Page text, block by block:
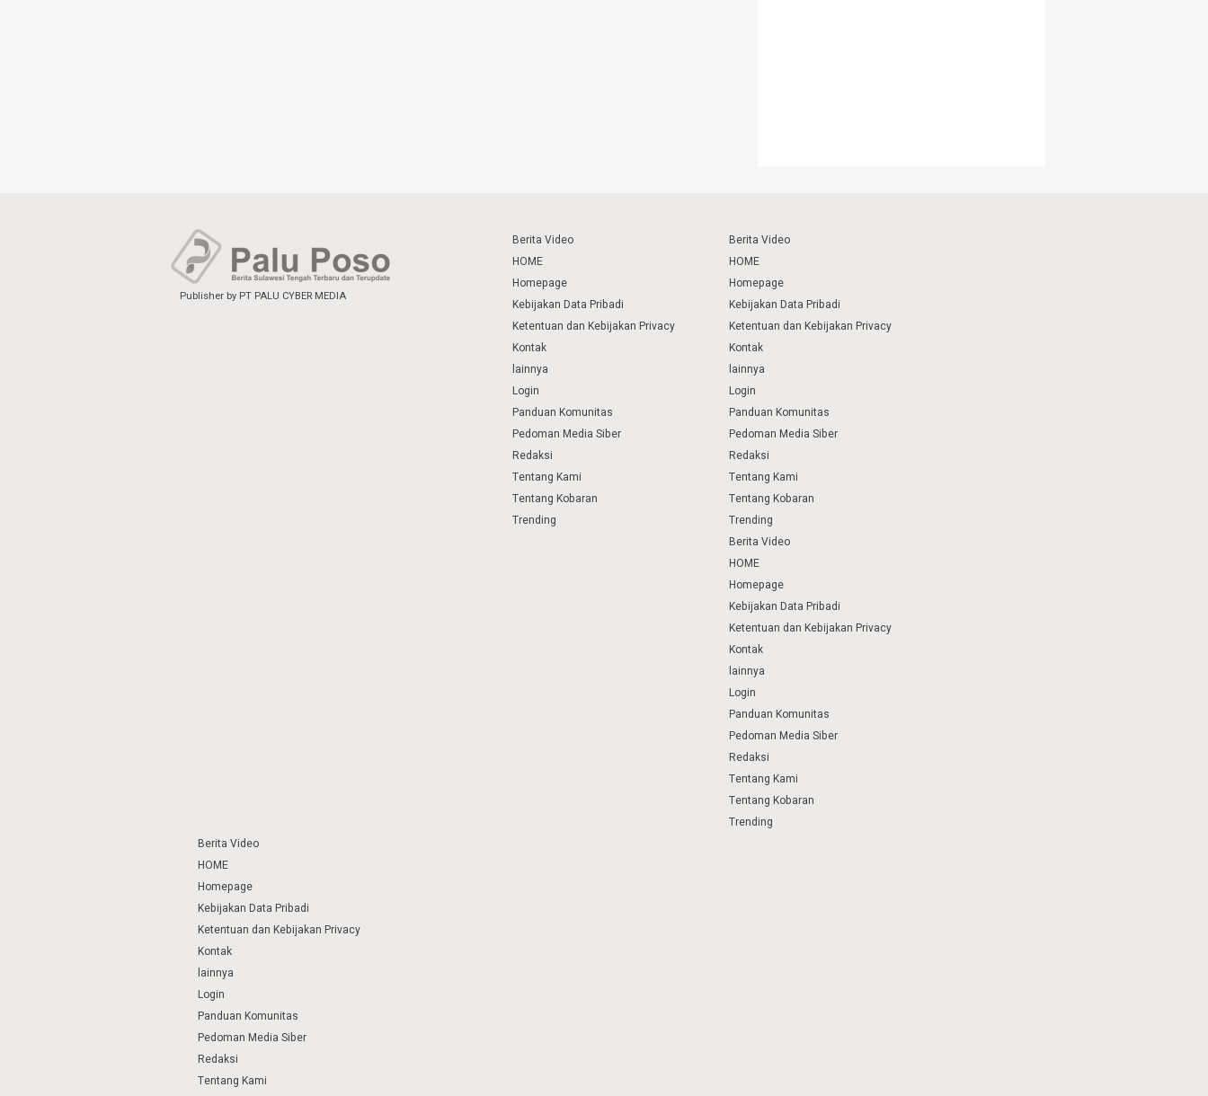
Publisher by PT PALU CYBER MEDIA
Berita Video
HOME
Homepage
Kebijakan Data Pribadi
Ketentuan dan Kebijakan Privacy
Kontak
lainnya
Login
Panduan Komunitas
Pedoman Media Siber
Redaksi
Tentang Kami
Tentang Kobaran
Trending
Berita Video
HOME
Homepage
Kebijakan Data Pribadi
Ketentuan dan Kebijakan Privacy
Kontak
lainnya
Login
Panduan Komunitas
Pedoman Media Siber
Redaksi
Tentang Kami
Tentang Kobaran
Trending
Berita Video
HOME
Homepage
Kebijakan Data Pribadi
Ketentuan dan Kebijakan Privacy
Kontak
lainnya
Login
Panduan Komunitas
Pedoman Media Siber
Redaksi
Tentang Kami
Tentang Kobaran
Trending
Berita Video
HOME
Homepage
Kebijakan Data Pribadi
Ketentuan dan Kebijakan Privacy
Kontak
lainnya
Login
Panduan Komunitas
Pedoman Media Siber
Redaksi
Tentang Kami